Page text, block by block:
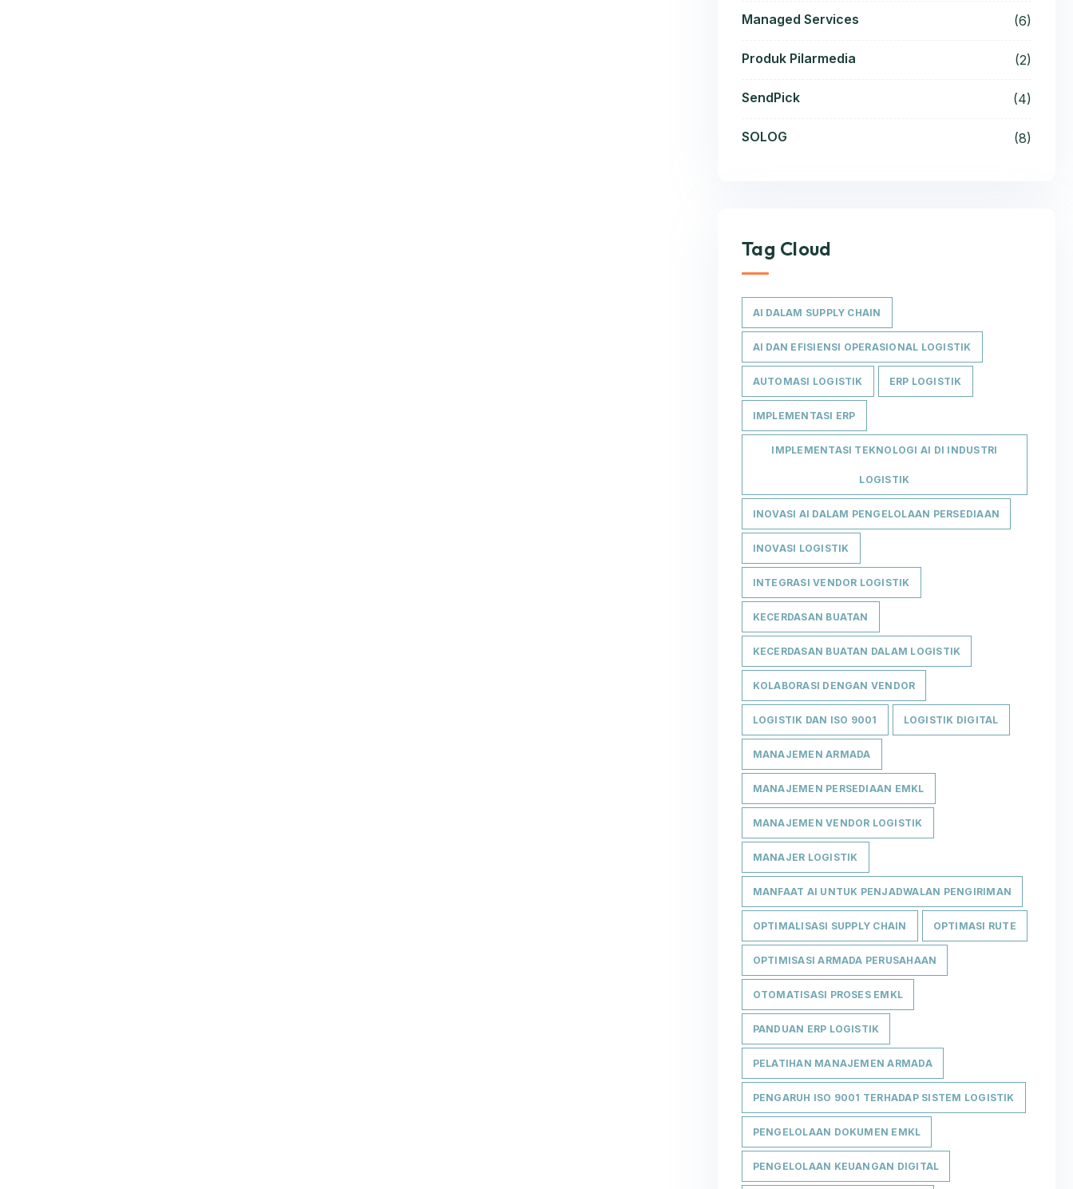
Managed Services (6)
Produk Pilarmedia (2)
SendPick (4)
SOLOG (8)
Tag Cloud
AI DALAM SUPPLY CHAIN
AI DAN EFISIENSI OPERASIONAL LOGISTIK
AUTOMASI LOGISTIK ERP LOGISTIK
IMPLEMENTASI ERP
IMPLEMENTASI TEKNOLOGI AI DI INDUSTRI
LOGISTIK
INOVASI AI DALAM PENGELOLAAN PERSEDIAAN
INOVASI LOGISTIK
INTEGRASI VENDOR LOGISTIK
KECERDASAN BUATAN
KECERDASAN BUATAN DALAM LOGISTIK
KOLABORASI DENGAN VENDOR
LOGISTIK DAN ISO 9001 LOGISTIK DIGITAL
MANAJEMEN ARMADA
MANAJEMEN PERSEDIAAN EMKL
MANAJEMEN VENDOR LOGISTIK
MANAJER LOGISTIK
MANFAAT AI UNTUK PENJADWALAN PENGIRIMAN
OPTIMALISASI SUPPLY CHAIN OPTIMASI RUTE
OPTIMISASI ARMADA PERUSAHAAN
OTOMATISASI PROSES EMKL
PANDUAN ERP LOGISTIK
PELATIHAN MANAJEMEN ARMADA
PENGARUH ISO 9001 TERHADAP SISTEM LOGISTIK
PENGELOLAAN DOKUMEN EMKL
PENGELOLAAN KEUANGAN DIGITAL